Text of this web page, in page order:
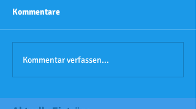
Kommentare
Kommentar verfassen...